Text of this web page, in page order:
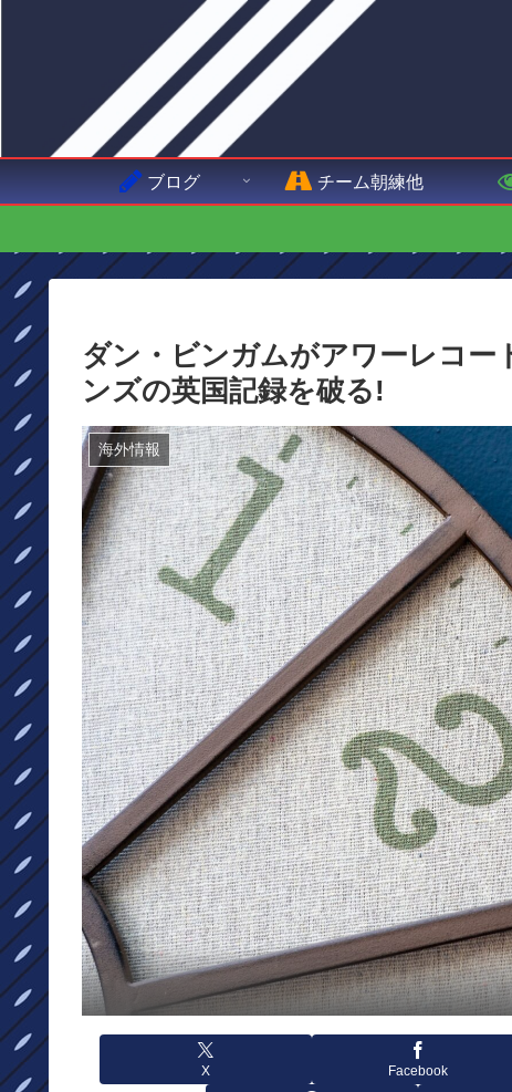
ブログ チーム朝練他
ダン・ビンガムがアワーレコ
ンズの英国記録を破る!
海外情報
X Facebook